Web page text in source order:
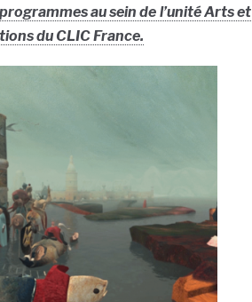
au sein de l’unité Arts et
du CLIC France.